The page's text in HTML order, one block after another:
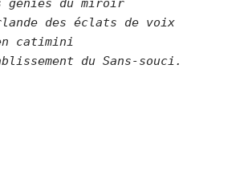
génies du miroir
des éclats de voix
catimini
du Sans-souci.